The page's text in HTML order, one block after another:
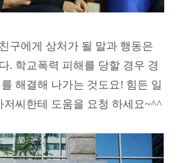
구에게 상처가 될 말과 행동은
. 학교폭력 피해를 당할 경우 경
해결해 나가는 것도요! 힘든 일
저씨한테 도움을 요청 하세요~^^